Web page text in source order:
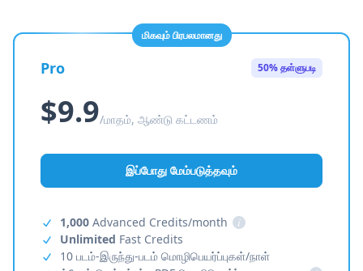
மிகவும் பிரபலமானது
Pro 50% தள்ளுபடி
$9.9/மாதம், ஆண்டு கட்டணம்
இப்போது மேம்படுத்தவும்
1,000 Advanced Credits/month
i
Unlimited Fast Credits
10 படம்-இருந்து-படம் மொழிபெயர்ப்புகள்/நாள்